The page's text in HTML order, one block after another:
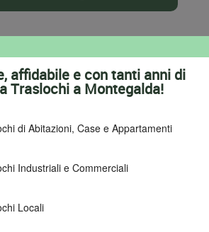
affidabile e con tanti anni di
Traslochi a Montegalda!
di Abitazioni, Case e Appartamenti
Industriali e Commerciali
Locali